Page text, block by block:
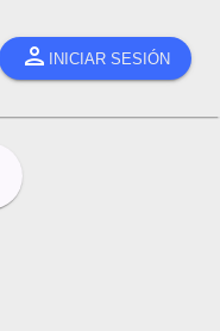
person INICIAR SESIÓN